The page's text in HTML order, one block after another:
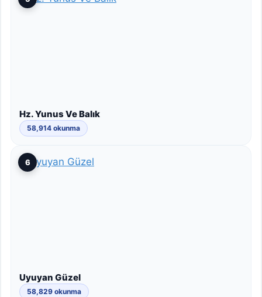
Hz. Yunus Ve Balık
58,914 okunma
6
Uyuyan Güzel
58,829 okunma